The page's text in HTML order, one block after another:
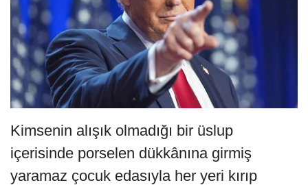
Kimsenin alışık olmadığı bir üslup
içerisinde porselen dükkânına girmiş
yaramaz çocuk edasıyla her yeri kırıp